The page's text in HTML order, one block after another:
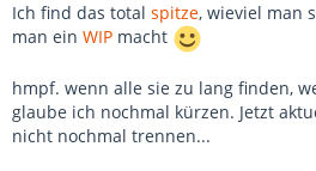
Ich find das total spitze, wieviel man
man ein WIP macht
hmpf. wenn alle sie zu lang finden,
glaube ich nochmal kürzen. Jetzt
nicht nochmal trennen...